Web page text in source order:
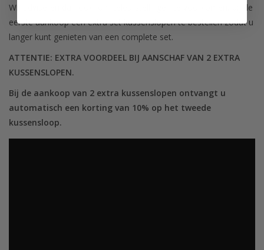
Wij adviseren dan ook, om teleurstellingen te voorkomen, bij de
eerste aankoop een extra set kussenslopen te bestellen zodat u
langer kunt genieten van een complete set.
ATTENTIE: EXTRA VOORDEEL BIJ AANSCHAF VAN 2 EXTRA
KUSSENSLOPEN.
Bij de aankoop van 2 extra kussenslopen ontvangt u
automatisch een korting van 10% op het tweede
kussensloop.